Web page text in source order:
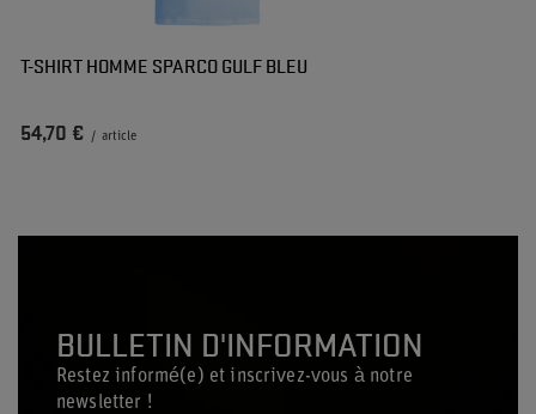
T-SHIRT HOMME SPARCO GULF BLEU
54,70 € / article
BULLETIN D'INFORMATION
Restez informé(e) et inscrivez-vous à notre
newsletter !